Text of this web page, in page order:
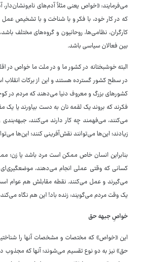
می‌فرمایند: «خواص یعنی مثلاً آدم‌های
که در کار خود، با فکر و با شناخت و با تشخیص عمل
کارگران، نظامی‌ها، روحانیون و گروه‌های مختلف
بین فعالان سیاسی باشد.
البته خوشبختانه در کشور ما و در ملت ما خواص در
در سطح کشور گسترده هستند و این از برکات انقلاب
کشورهای بزرگ و معروف دنیا می‌دهند که مردم در
فکرند که بروند یک لقمه نان به دست بیاورند یا
می‌کنند، می‌فهمند چه کار دارند می‌کنند،
زیادند؛ این‌ها می‌توانند نقش‌آفرینی کنند؛ این‌ها
بنابراین انسان خاص ممکن است مرد باشد یا زن؛
کسانی که وقتی عملی انجام می‌دهند،
می‌گیرند و عمل می‌کنند. نقطه مقابلش هم عوام
یک وقت مردم می‌گویند: زنده باد! این هم نگاه
خواصِ جبهه حق
این «خواص» که مختصات و مشخصات آنها را
حق» نیز به دو نوع تقسیم می‌شوند؛ آنها که مجذوب